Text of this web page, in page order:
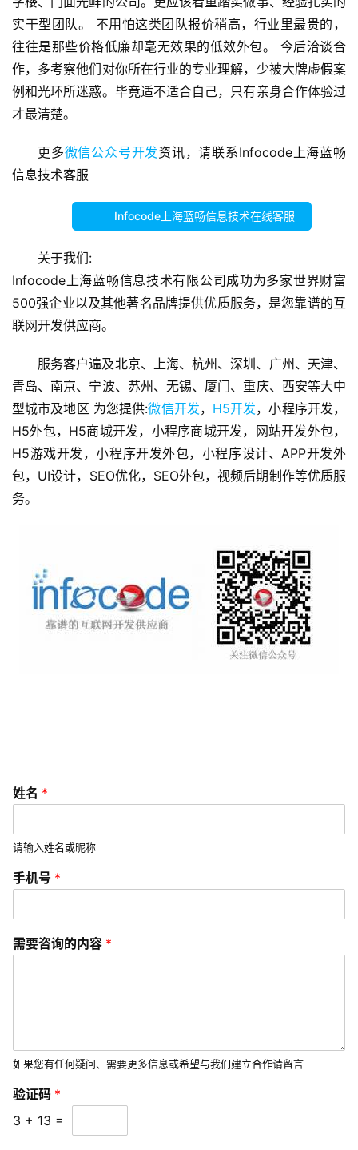
运
营
营
销
推
V
U
X
设
技
术
分
享
G
常
见
题
联
们
实干型团队。 不用怕这类团队报价稍高，行业里最贵的，
往往是那些价格低廉却毫无效果的低效外包。 今后洽谈合
作，多考察他们对你所在行业的专业理解，少被大牌虚假案
例和光环所迷惑。毕竟适不适合自己，只有亲身合作体验过
才最清楚。
更多微信公众号开发资讯，请联系Infocode上海蓝畅
信息技术客服
Infocode上海蓝畅信息技术在线客服
关于我们:
Infocode上海蓝畅信息技术有限公司成功为多家世界财富
500强企业以及其他著名品牌提供优质服务，是您靠谱的互
联网开发供应商。
服务客户遍及北京、上海、杭州、深圳、广州、天津、
青岛、南京、宁波、苏州、无锡、厦门、重庆、西安等大中
型城市及地区 为您提供:微信开发， H5开发，小程序开发，
H5外包，H5商城开发，小程序商城开发，网站开发外包，
H5游戏开发，小程序开发外包，小程序设计、APP开发外
包，UI设计，SEO优化，SEO外包，视频后期制作等优质服
务。
姓名 *
请输入姓名或昵称
手机号 *
需
要
*
验
码
需要咨询的内容 *
如果您有任何疑问、需要更多信息或希望与我们建立合作请留言
验证码 *
3 + 13 =